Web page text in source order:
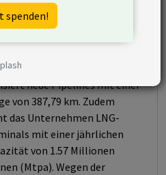
Spanien, das den Ausbau von
für Öl und
plant oder durchführt.
plant oder
neue Pipelines mit einer
von 387,79 km. Zudem
das Unternehmen LNG-
mit einer jährlichen
von 1.57 Millionen
(Mtpa). Wegen der
spenden!